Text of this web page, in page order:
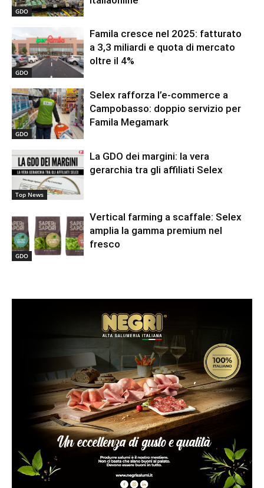
GDO
GDO
Famila cresce nel 2025: fatturato
a 3,3 miliardi e quota di mercato
oltre il 4%
GDO
Selex rafforza l’e-commerce a
Campobasso: doppio servizio per
Famila Megamark
Top News
La GDO dei margini: la vera
gerarchia tra gli affiliati Selex
GDO
Vertical farming a scaffale: Selex
amplia la gamma premium nel
fresco